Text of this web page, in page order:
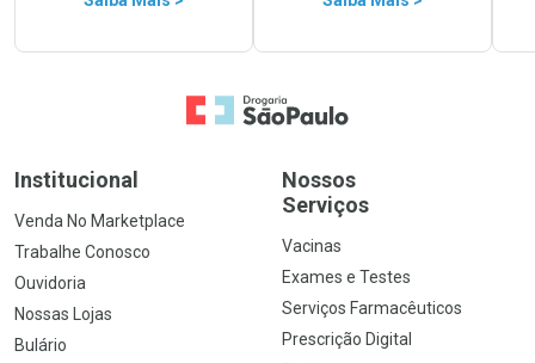
Ir para a Home
Institucional
Venda No Marketplace
Trabalhe Conosco
Ouvidoria
Nossas Lojas
Bulário
Nossos
Serviços
Vacinas
Exames e Testes
Serviços Farmacêuticos
Prescrição Digital